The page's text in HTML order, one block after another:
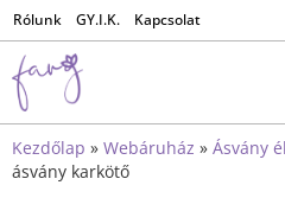
Rólunk GY.I.K. Kapcsolat
Kezdőlap » Webáruház » Ásvány
ásvány karkötő